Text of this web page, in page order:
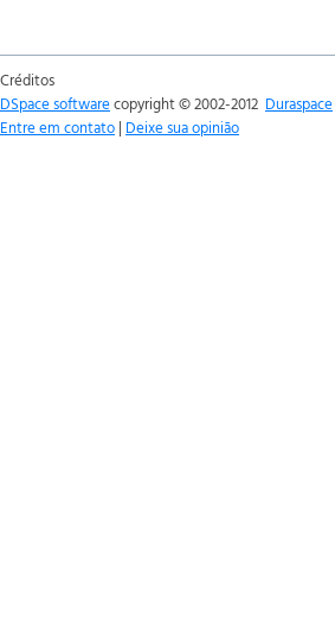
Créditos
DSpace softwarecopyright © 2002-2012 Duraspace
Entre em contato | Deixe sua opinião